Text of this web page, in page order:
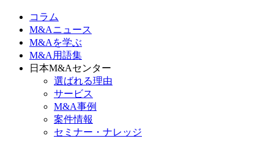
コラム
M&Aニュース
M&Aを学ぶ
M&A用語集
日本M&Aセンター
選ばれる理由
サービス
M&A事例
案件情報
セミナー・ナレッジ